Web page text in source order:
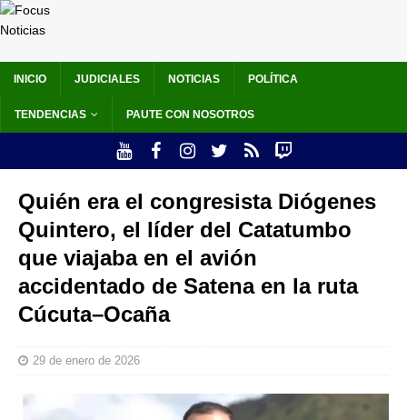
INICIO JUDICIALES NOTICIAS POLÍTICA
TENDENCIAS PAUTE CON NOSOTROS
Quién era el congresista Diógenes
Quintero, el líder del Catatumbo
que viajaba en el avión
accidentado de Satena en la ruta
Cúcuta–Ocaña
29 de enero de 2026